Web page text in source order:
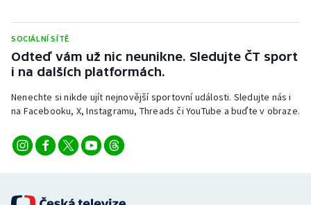
Stolní tenis
Triatlon
Veslování
Volejbal
Ostatní
SOCIÁLNÍ SÍTĚ
Odteď vám už nic neunikne. Sledujte ČT sport
i na dalších platformách.
Nenechte si nikde ujít nejnovější sportovní události. Sledujte nás i
na Facebooku, X, Instagramu, Threads či YouTube a buďte v obraze.